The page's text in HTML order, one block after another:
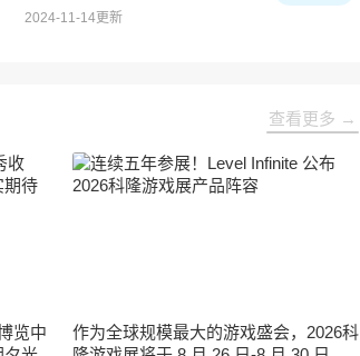
2024-11-14更新
查看更多 →
览中
作为全球规模最大的游戏盛会，2026科